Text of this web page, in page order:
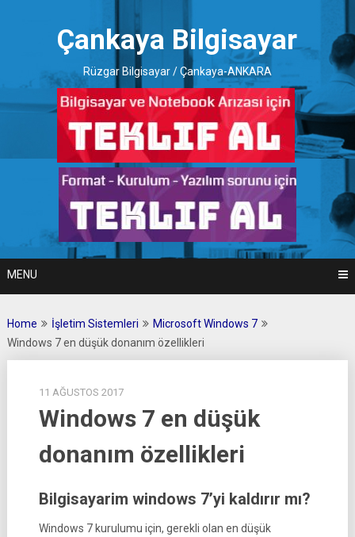
Çankaya Bilgisayar
Rüzgar Bilgisayar / Çankaya-ANKARA
MENU
Home İşletim Sistemleri
Microsoft Windows 7
Windows 7 en düşük donanım özellikleri
11 AĞUSTOS 2017
Windows 7 en düşük
donanım özellikleri
Bilgisayarim windows 7’yi kaldırır mı?
Windows 7 kurulumu için, gerekli olan en düşük